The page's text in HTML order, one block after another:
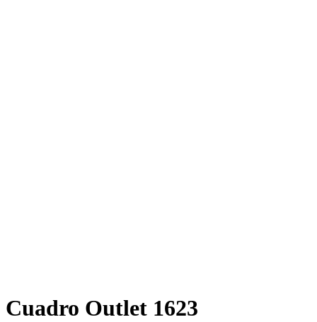
Cuadro Outlet 1623